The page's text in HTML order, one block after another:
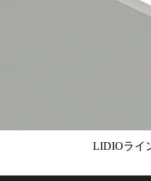
LIDIOライ